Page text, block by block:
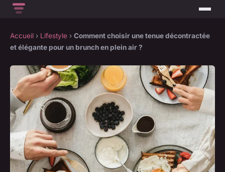
Accueil › Lifestyle › Comment choisir une tenue décontractée
et élégante pour un brunch en plein air ?